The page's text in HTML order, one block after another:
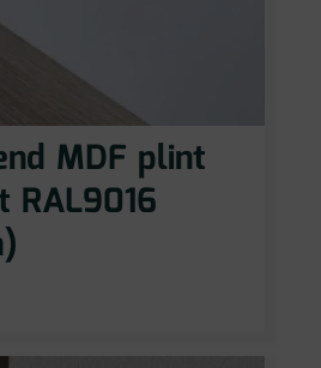
MDF plint